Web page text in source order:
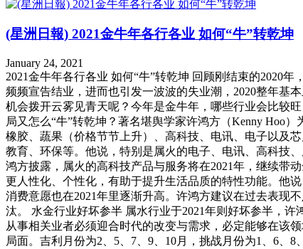
(星洲日報) 2021金牛年各行各业 如何“牛”转乾坤
January 24, 2021
2021金牛年各行各业 如何“牛”转乾坤 回顾刚结束的2020
频频宣告结业，进而也引发一波波的失业潮，2020整年基
机会拨开云雾见青天呢？今年是金牛年，哪些行业会比较
局又怎么“牛”转乾坤？著名堪舆学家许鸿方（Kenny Hoo
橡胶、蔬果（价格节节上升）、高科技、电讯、电子以及
教育、环保等。他说，特别是属火的电子、电讯、高科技
鸿方披露，属火的高科技产品与服务将在2021年，继续带
更人性化、个性化，有助于提升生活品质的特性功能。他
消费意愿也在2021年里逐渐升高。许鸿方建议在过去表现
汰。 水金行业好坏参半 属水行业于2021年则好坏参半，
从事相关业者必须迎合时代的改变与需求，必定能够在该
局面。吉利月份为2、5、7、9、10月，挑战月份为1、6、